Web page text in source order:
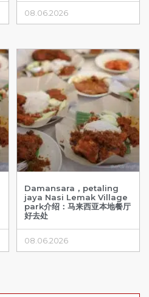
08.06.2026
Damansara，petaling
jaya Nasi Lemak Village
park介绍：马来西亚本地餐厅
好去处
08.06.2026